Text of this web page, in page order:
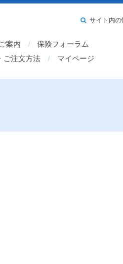
案内
保険フォーラム
ご注文方法
マイページ
サイト内